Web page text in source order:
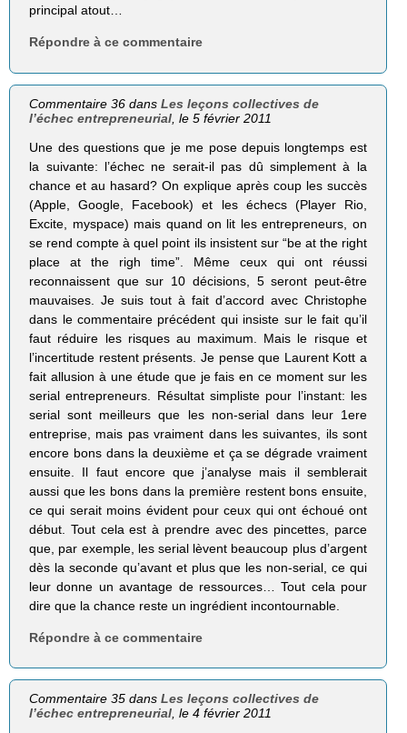
principal atout…
Répondre à ce commentaire
Commentaire 36 dansLes leçons collectives de
l’échec entrepreneurial , le 5 février 2011
Une des questions que je me pose depuis longtemps est
la suivante: l’échec ne serait-il pas dû simplement à la
chance et au hasard? On explique après coup les succès
(Apple, Google, Facebook) et les échecs (Player Rio,
Excite, myspace) mais quand on lit les entrepreneurs, on
se rend compte à quel point ils insistent sur “be at the right
place at the righ time”. Même ceux qui ont réussi
reconnaissent que sur 10 décisions, 5 seront peut-être
mauvaises. Je suis tout à fait d’accord avec Christophe
dans le commentaire précédent qui insiste sur le fait qu’il
faut réduire les risques au maximum. Mais le risque et
l’incertitude restent présents. Je pense que Laurent Kott a
fait allusion à une étude que je fais en ce moment sur les
serial entrepreneurs. Résultat simpliste pour l’instant: les
serial sont meilleurs que les non-serial dans leur 1ere
entreprise, mais pas vraiment dans les suivantes, ils sont
encore bons dans la deuxième et ça se dégrade vraiment
ensuite. Il faut encore que j’analyse mais il semblerait
aussi que les bons dans la première restent bons ensuite,
ce qui serait moins évident pour ceux qui ont échoué ont
début. Tout cela est à prendre avec des pincettes, parce
que, par exemple, les serial lèvent beaucoup plus d’argent
dès la seconde qu’avant et plus que les non-serial, ce qui
leur donne un avantage de ressources… Tout cela pour
dire que la chance reste un ingrédient incontournable.
Répondre à ce commentaire
Commentaire 35 dansLes leçons collectives de
l’échec entrepreneurial , le 4 février 2011